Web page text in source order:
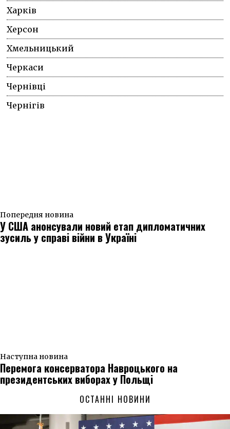
Харків
Херсон
Хмельницький
Черкаси
Чернівці
Чернігів
Попередня новина
У США анонсували новий етап дипломатичних
зусиль у справі війни в Україні
Наступна новина
Перемога консерватора Навроцького на
президентських виборах у Польщі
ОСТАННІ НОВИНИ